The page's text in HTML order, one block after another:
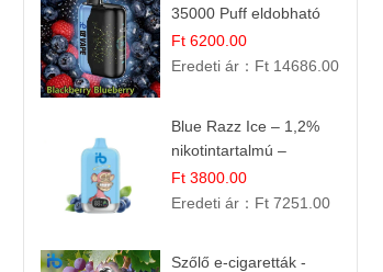
35000 Puff eldobható
vape
Ft 6200.00
Eredeti ár： Ft 14686.00
Blue Razz Ice – 1,2%
nikotintartalmú –
eldobható e cigi
Ft 3800.00
Eredeti ár： Ft 7251.00
Szőlő e-cigaretták -